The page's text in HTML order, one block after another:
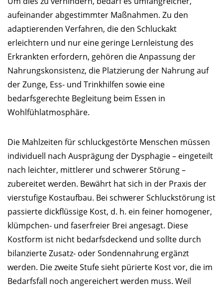
aufeinander abgestimmter Maßnahmen. Zu den
adaptierenden Verfahren, die den Schluckakt
erleichtern und nur eine geringe Lernleistung des
Erkrankten erfordern, gehören die Anpassung der
Nahrungskonsistenz, die Platzierung der Nahrung auf
der Zunge, Ess- und Trinkhilfen sowie eine
bedarfsgerechte Begleitung beim Essen in
Wohlfühlatmosphäre.
Die Mahlzeiten für schluckgestörte Menschen müssen
individuell nach Ausprägung der Dysphagie – eingeteilt
nach leichter, mittlerer und schwerer Störung –
zubereitet werden. Bewährt hat sich in der Praxis der
vierstufige Kostaufbau. Bei schwerer Schluckstörung ist
passierte dickflüssige Kost, d. h. ein feiner homogener,
klümpchen- und faserfreier Brei angesagt. Diese
Kostform ist nicht bedarfsdeckend und sollte durch
bilanzierte Zusatz- oder Sondennahrung ergänzt
werden. Die zweite Stufe sieht pürierte Kost vor, die im
Bedarfsfall noch angereichert werden muss. Weil